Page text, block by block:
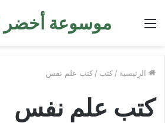
موسوعة أخضر القائمة
الرئيسية / كتب / كتب علم نفس
كتب علم نفس